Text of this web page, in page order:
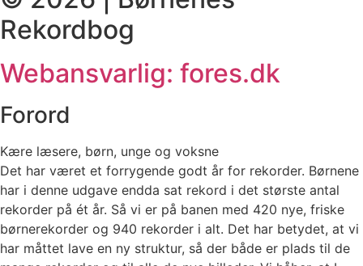
Rekordbog
Webansvarlig: fores.dk
Forord
Kære læsere, børn, unge og voksne
Det har været et forrygende godt år for rekorder. Børnene
har i denne udgave endda sat rekord i det største antal
rekorder på ét år. Så vi er på banen med 420 nye, friske
børnerekorder og 940 rekorder i alt. Det har betydet, at vi
har måttet lave en ny struktur, så der både er plads til de